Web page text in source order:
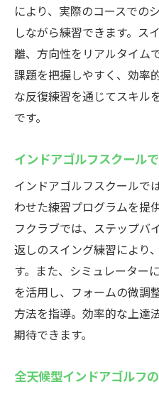
練習
雨の日も快適な
力
季節を問わず楽
時間を有効活用で
点
高崎で選ばれる
クール
により、実際のコースでの
しながら練習できます。ス
離、方向性をリアルタイム
課題を把握しやすく、効率
な反復練習を通じてスキル
です。
インドアゴルフスクール
インドアゴルフスクールで
わせた練習プログラムを提
フクラブでは、ステップバ
返しのスイング練習により
す。また、シミュレーター
を活用し、フォームの微調
方法を指導。効率的な上達
期待できます。
全天候型インドアゴルフ